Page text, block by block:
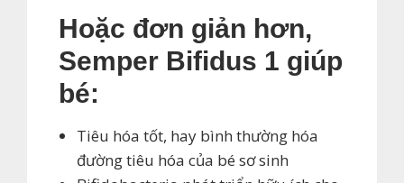
Hoặc đơn giản hơn,
Semper Bifidus 1 giúp
bé:
Tiêu hóa tốt, hay bình thường hóa
đường tiêu hóa của bé sơ sinh